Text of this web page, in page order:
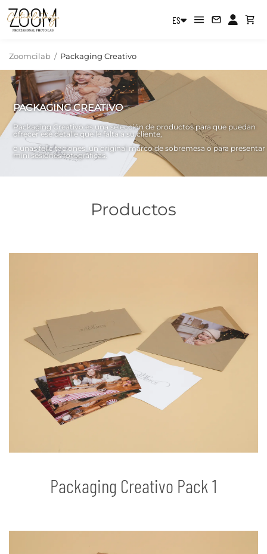
ES
Zoomcilab / Packaging Creativo
PACKAGING CREATIVO
Packaging Creativo es una selección de productos para que puedan
ofrecer ese detalle que le falta a su cliente,
o unas felicitaciones, un original marco de sobremesa o para presentar
mini sesiones fotográficas.
Productos
Packaging Creativo Pack 1